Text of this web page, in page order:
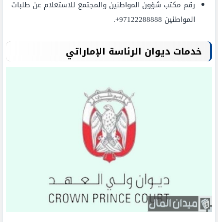
رقم مكتب شؤون المواطنين والمجتمع للاستعلام عن طلبات
المواطنين 97122288888+.
خدمات ديوان الرئاسة الإماراتي